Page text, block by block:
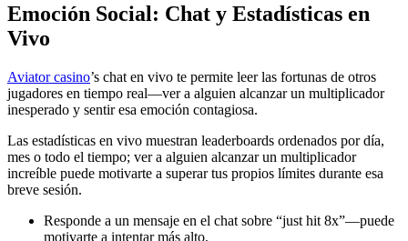
Emoción Social: Chat y Estadísticas en
Vivo
Aviator casino’s chat en vivo te permite leer las fortunas de otros
jugadores en tiempo real—ver a alguien alcanzar un multiplicador
inesperado y sentir esa emoción contagiosa.
Las estadísticas en vivo muestran leaderboards ordenados por día,
mes o todo el tiempo; ver a alguien alcanzar un multiplicador
increíble puede motivarte a superar tus propios límites durante esa
breve sesión.
Responde a un mensaje en el chat sobre “just hit 8x”—puede
motivarte a intentar más alto.